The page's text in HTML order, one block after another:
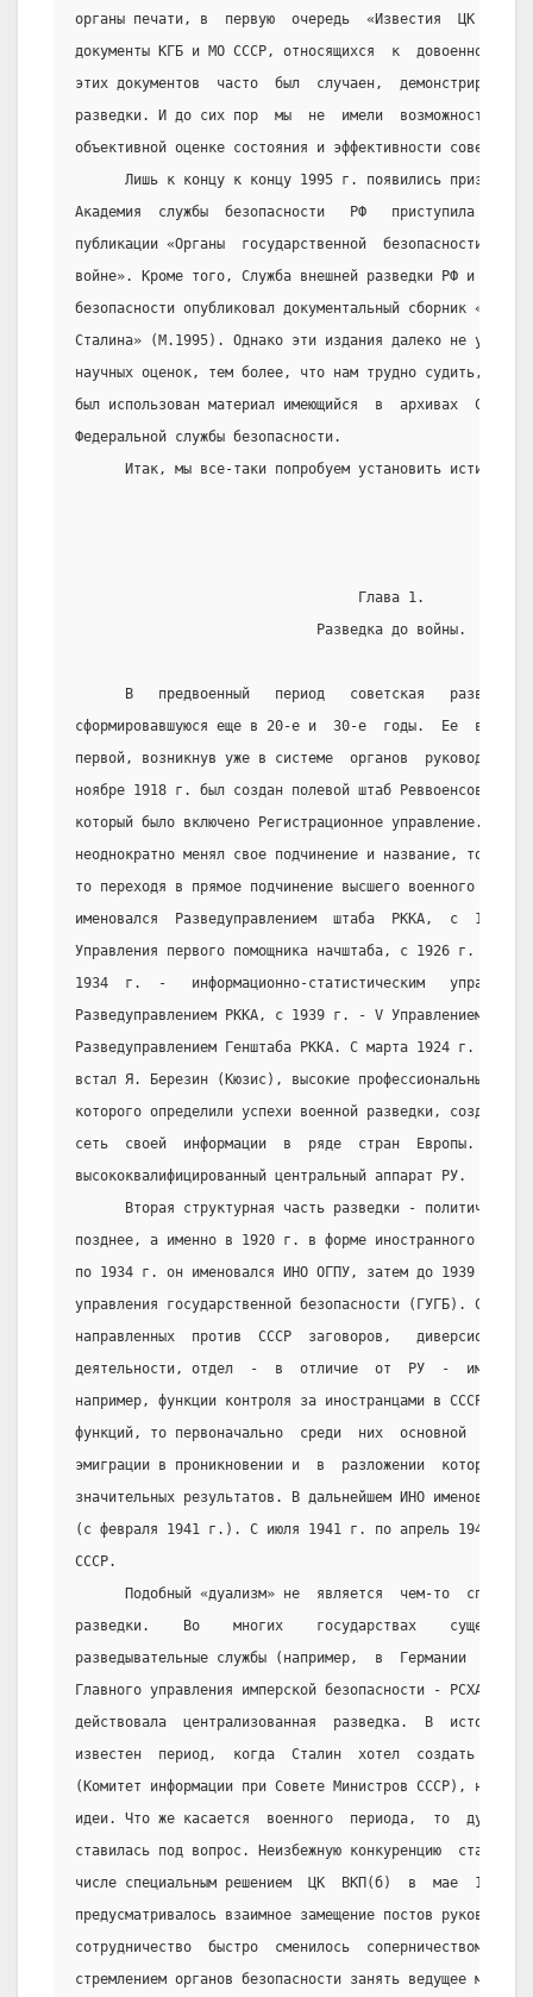
органы печати, в  первую  очередь  «Известия  ЦК
документы КГБ и МО СССР, относящихся  к  довоенному
этих документов  часто  был  случаен,  демонстрируя
разведки. И до сих пор  мы  не  имели  возможности  по
объективной оценке состояния и эффективности советских
Лишь к концу к концу 1995 г. появились признаки
Академия  службы  безопасности   РФ   приступила   к
публикации «Органы  государственной  безопасности  в
войне». Кроме того, Служба внешней разведки РФ и
безопасности опубликовал документальный сборник
Сталина» (М.1995). Однако эти издания далеко не
научных оценок, тем более, что нам трудно судить, в
был использован материал имеющийся  в  архивах
Федеральной службы безопасности.
      Итак, мы все-таки попробуем установить истину!
                                  Глава 1.
                             Разведка до войны.
В   предвоенный   период   советская   разведка
сформировавшуюся еще в 20-е и  30-е  годы.  Ее
первой, возникнув уже в системе  органов
ноябре 1918 г. был создан полевой штаб Реввоенсовета
который было включено Регистрационное управление.
неоднократно менял свое подчинение и название, то
то переходя в прямое подчинение высшего военного
именовался  Разведуправлением  штаба  РККА,  с  1922
Управления первого помощника начштаба, с 1926 г. - IV
1934  г.  -   информационно-статистическим
Разведуправлением РККА, с 1939 г. - V Управлением
Разведуправлением Генштаба РККА. С марта 1924 г. во
встал Я. Березин (Кюзис), высокие профессиональные и
которого определили успехи военной разведки,
сеть  своей  информации  в  ряде  стран  Европы.  Им
высококвалифицированный центральный аппарат РУ.
Вторая структурная часть разведки - политическая
позднее, а именно в 1920 г. в форме иностранного
по 1934 г. он именовался ИНО ОГПУ, затем до 1939  г.
управления государственной безопасности (ГУГБ).
направленных  против  СССР  заговоров,   диверсионной
деятельности, отдел  -  в  отличие  от  РУ  -  имел  и
например, функции контроля за иностранцами в СССР.
функций, то первоначально  среди  них  основной  была
эмиграции в проникновении и  в  разложении  которой
значительных результатов. В дальнейшем ИНО
(с февраля 1941 г.). С июля 1941 г. по апрель 1943 -
СССР.
Подобный «дуализм» не  является  чем-то
разведки.    Во    многих    государствах
разведывательные службы (например,  в  Германии  -
Главного управления имперской безопасности - РСХА),  в
действовала  централизованная  разведка.  В  истории
известен  период,  когда  Сталин  хотел  создать
(Комитет информации при Совете Министров СССР), но
идеи. Что же касается  военного  периода,  то
ставилась под вопрос. Неизбежную конкуренцию
числе специальным решением  ЦК  ВКП(б)  в  мае
предусматривалось взаимное замещение постов
сотрудничество  быстро  сменилось  соперничеством,  а
стремлением органов безопасности занять ведущее место.